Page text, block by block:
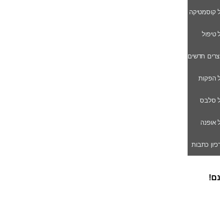
קוסמטיקה
טיפול
חדשים
הפקות
סלבס
אופנה
כתבות